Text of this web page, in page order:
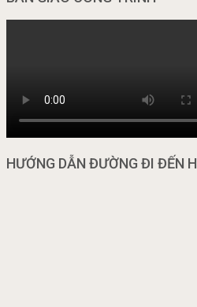
HƯỚNG DẪN ĐƯỜNG ĐI ĐẾN